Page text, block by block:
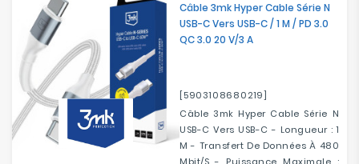
Câble 3mk Hyper Cable Série N
USB-C Vers USB-C / 1 M / PD 3.0
QC 3.0 20 V/3 A
[5903108680219]
Câble 3mk Hyper Cable Série N
USB-C Vers USB-C - Longueur : 1
M - Transfert De Données À 480